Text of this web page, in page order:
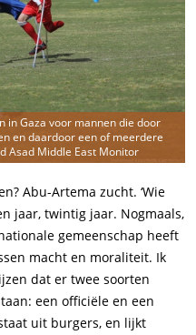
in Gaza voor mannen die door
en daardoor een of meerdere
Asad Middle East Monitor
Abu-Artema zucht. ‘Wie
jaar, twintig jaar. Nogmaals,
gemeenschap heeft
macht en moraliteit. Ik
dat er twee soorten
een officiële en een
uit burgers, en lijkt